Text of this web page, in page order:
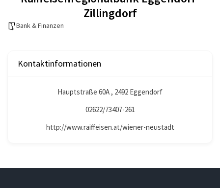
Zillingdorf
Bank & Finanzen
Kontaktinformationen
Hauptstraße 60A , 2492 Eggendorf
02622/73407-261
http://www.raiffeisen.at/wiener-neustadt